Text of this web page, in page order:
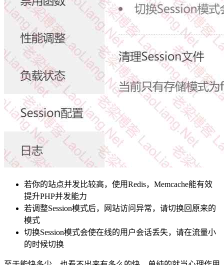
若你的站点并发比较高，使用Redis，Memcache能有效
提升PHP并发能力
若调整Session模式后，网站访问异常，请切换回原来的
模式
切换Session模式会使在线的用户会话丢失，请在流量小
的时候切换